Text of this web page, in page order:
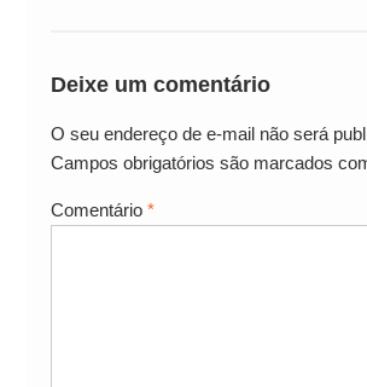
Deixe um comentário
O seu endereço de e-mail não será
Campos obrigatórios são marcados
Comentário *